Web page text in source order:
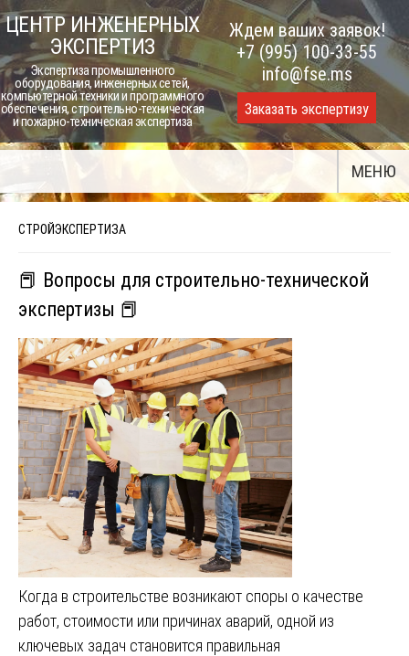
Skip
to
content
ЦЕНТР ИНЖЕНЕРНЫХ
ЭКСПЕРТИЗ
Экспертиза промышленного
оборудования, инженерных сетей,
компьютерной техники и программного
обеспечения, строительно-техническая
и пожарно-техническая экспертиза
Ждем ваших заявок!
+7 (995) 100-33-55
info@fse.ms
Заказать экспертизу
МЕНЮ
СТРОЙЭКСПЕРТИЗА
📕 Вопросы для строительно-технической
экспертизы 📕
Когда в строительстве возникают споры о качестве
работ, стоимости или причинах аварий, одной из
ключевых задач становится правильная